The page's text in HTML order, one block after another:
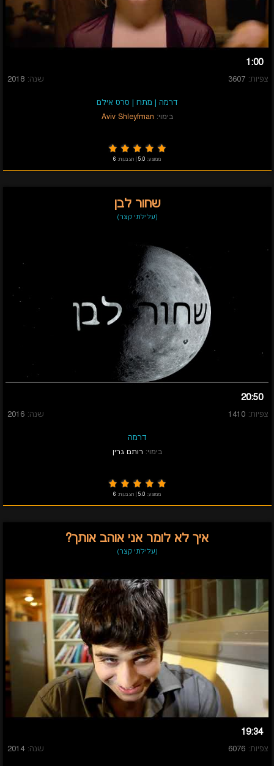
1:00
צפיות: 3607 שנה: 2018
דרמה | מתח | סרט אילם
בימוי: Aviv Shleyfman
ממוצע: 5.0 הצבעות: 6
שחור לבן
(עלילתי קצר)
20:50
צפיות: 1410 שנה: 2016
דרמה
בימוי: רותם גרין
ממוצע: 5.0 הצבעות: 6
איך לא לומר אני אוהב אותך?
(עלילתי קצר)
19:34
צפיות: 6076 שנה: 2014